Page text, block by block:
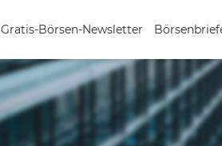
Gratis-Börsen-Newsletter